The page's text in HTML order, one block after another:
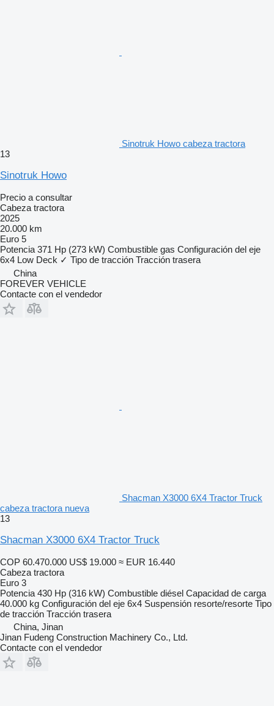
Sinotruk Howo cabeza tractora
13
Sinotruk Howo
Precio a consultar
Cabeza tractora
2025
20.000 km
Euro 5
Potencia 371 Hp (273 kW) Combustible gas Configuración del eje
6x4 Low Deck ✓ Tipo de tracción Tracción trasera
China
FOREVER VEHICLE
Contacte con el vendedor
Shacman X3000 6X4 Tractor Truck
cabeza tractora nueva
13
Shacman X3000 6X4 Tractor Truck
COP 60.470.000 US$ 19.000 ≈ EUR 16.440
Cabeza tractora
Euro 3
Potencia 430 Hp (316 kW) Combustible diésel Capacidad de carga
40.000 kg Configuración del eje 6x4 Suspensión resorte/resorte Tipo
de tracción Tracción trasera
China, Jinan
Jinan Fudeng Construction Machinery Co., Ltd.
Contacte con el vendedor